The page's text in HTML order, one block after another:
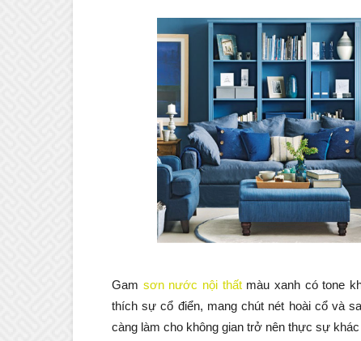
Gam sơn nước nội thấtmàu xanh có tone
thích sự cổ điển, mang chút nét hoài cổ và
càng làm cho không gian trở nên thực sự khác